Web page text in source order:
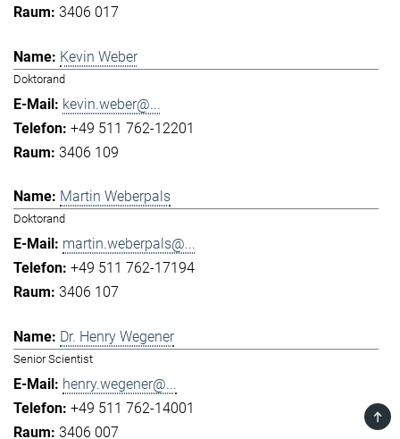
3406 017
Kevin Weber
Doktorand
kevin.weber@...
+49 511 762-12201
3406 109
Martin Weberpals
Doktorand
martin.weberpals@...
+49 511 762-17194
3406 107
Dr. Henry Wegener
Senior Scientist
henry.wegener@...
+49 511 762-14001
3406 007
TOP